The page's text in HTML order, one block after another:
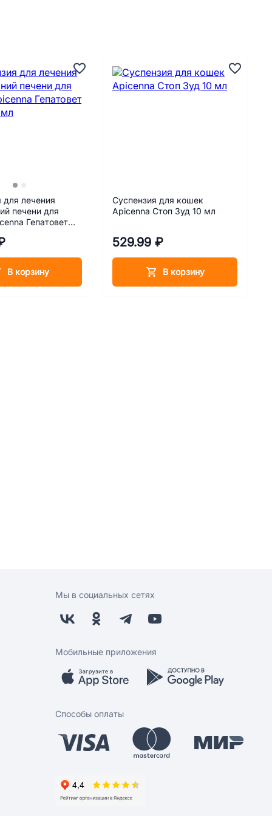
для лечения
печени для
Гепатовет
В корзину
Суспензия для кошек
Apicenna Стоп Зуд 10 мл
529.99 ₽
В корзину
Мы в социальных сетях
Мобильные приложения
Способы оплаты